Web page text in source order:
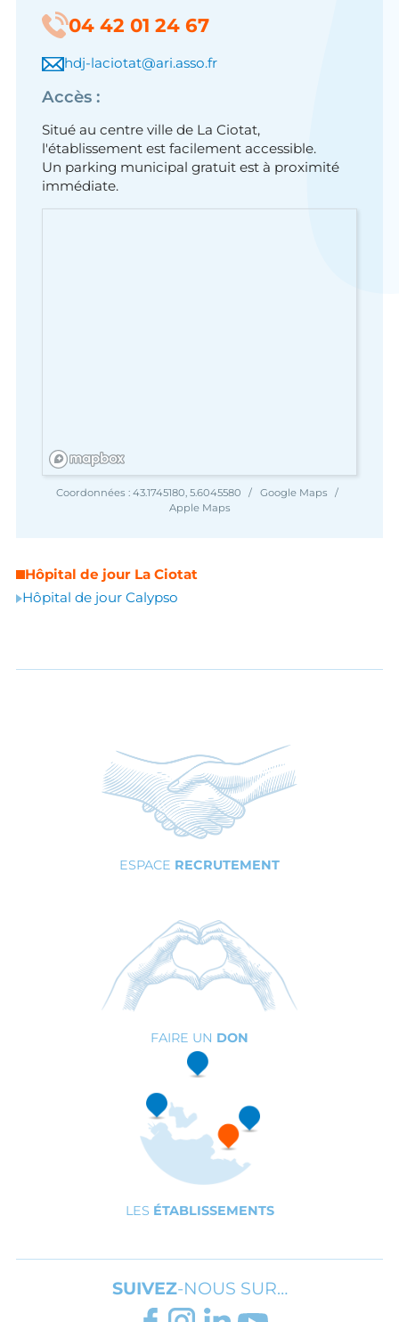
04 42 01 24 67
hdj-laciotat@ari.asso.fr
Accès :
Situé au centre ville de La Ciotat,
l'établissement est facilement accessible.
Un parking municipal gratuit est à proximité
immédiate.
Coordonnées : 43.1745180, 5.6045580
Google Maps
Apple Maps
Hôpital de jour La Ciotat
Hôpital de jour Calypso
ESPACE RECRUTEMENT
FAIRE UN DON
LES ÉTABLISSEMENTS
SUIVEZ-NOUS SUR…
FACEBOOK
INSTAGRAM
LINKEDIN
YOUTUBE